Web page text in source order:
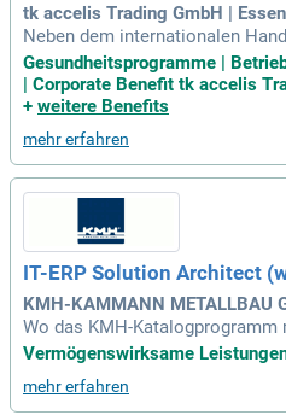
tk accelis Trading GmbH | Essen
Neben dem internationalen
derte Lösungen für die
d von Equipment für die Stahl-
Gesundheitsprogramme |
| Corporate Benefit tk accelis
+ weitere Benefits
mehr erfahren
IT-ERP Solution Architect
KMH-KAMMANN METALLBAU
Wo das KMH-
endet, fangen wir erst richtig
ösungen aus eigener
Made in Germany seit 1986.
Vermögenswirksame
mehr erfahren